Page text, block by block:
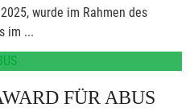
wurde im Rahmen des
im ...
FÜR ABUS